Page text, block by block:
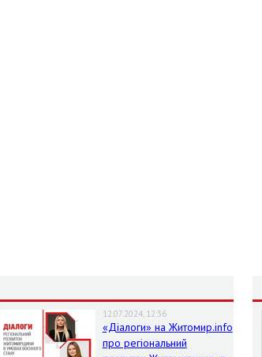
12.07.2024, 12:36
«Діалоги» на Житомир.info
про регіональний